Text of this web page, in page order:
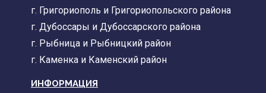
г. Григориополь и Григориопольского района
г. Дубоссары и Дубоссарского района
г. Рыбница и Рыбницкий район
г. Каменка и Каменский район
ИНФОРМАЦИЯ